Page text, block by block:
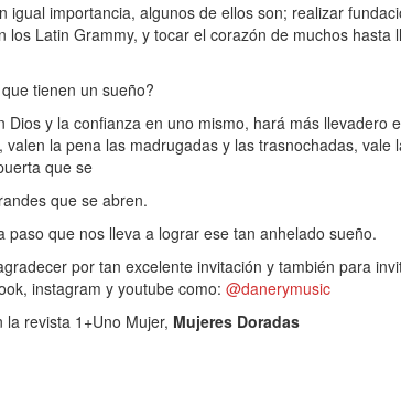
igual importancia, algunos de ellos son; realizar
Latin Grammy, y tocar el corazón de muchos hasta
tienen un sueño?
y la confianza en uno mismo, hará más llevadero
la pena las madrugadas y las trasnochadas, vale
que se
que se abren.
que nos lleva a lograr ese tan anhelado sueño.
por tan excelente invitación y también para
instagram y youtube como: @danerymusic
revista 1+Uno Mujer, Mujeres Doradas